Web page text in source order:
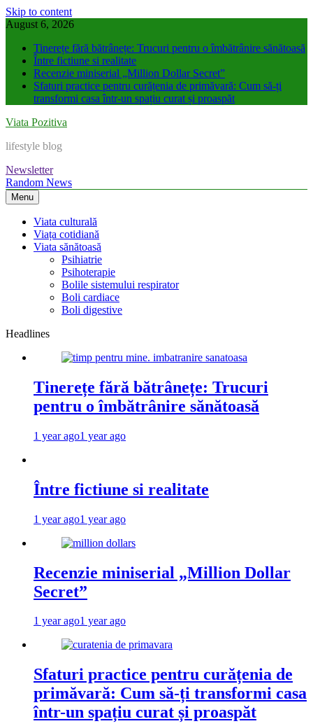
Skip to content
August 6, 2026
Tinerețe fără bătrânețe: Trucuri pentru o îmbătrânire sănătoasă
Între fictiune si realitate
Recenzie miniserial „Million Dollar Secret”
Sfaturi practice pentru curățenia de primăvară: Cum să-ți
transformi casa într-un spațiu curat și proaspăt
Viata Pozitiva
lifestyle blog
Newsletter
Random News
Menu
Viata culturală
Viața cotidiană
Viata sănătoasă
Psihiatrie
Psihoterapie
Bolile sistemului respirator
Boli cardiace
Boli digestive
Headlines
Tinerețe fără bătrânețe: Trucuri
pentru o îmbătrânire sănătoasă
1 year ago1 year ago
Între fictiune si realitate
1 year ago1 year ago
Recenzie miniserial „Million Dollar
Secret”
1 year ago1 year ago
Sfaturi practice pentru curățenia de
primăvară: Cum să-ți transformi casa
într-un spațiu curat și proaspăt